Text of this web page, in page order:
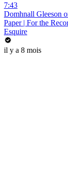
7:43
Domhnall Gleeson
Paper | For the
Esquire
il y a 8 mois